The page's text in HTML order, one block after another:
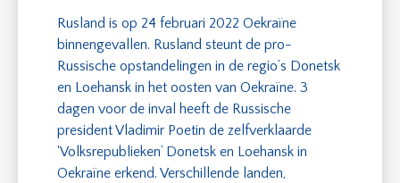
Rusland is op 24 februari 2022 Oekraïne
binnengevallen. Rusland steunt de pro-
Russische opstandelingen in de regio’s Donetsk
en Loehansk in het oosten van Oekraïne. 3
dagen voor de inval heeft de Russische
president Vladimir Poetin de zelfverklaarde
‘Volksrepublieken’ Donetsk en Loehansk in
Oekraïne erkend. Verschillende landen,